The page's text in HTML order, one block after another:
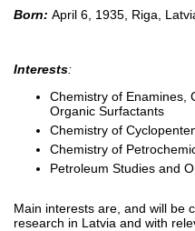
Born: April 6, 1935, Riga,
Interests:
Chemistry of Enamines,
Organic Surfactants
Chemistry of
Chemistry of
Petroleum Studies and
Main interests are, and will be
research in Latvia and with